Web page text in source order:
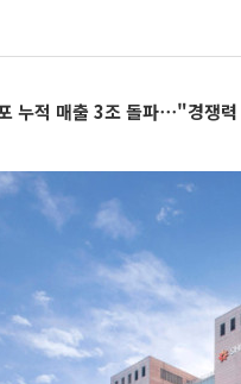
누적 매출 3조 돌파⋯"경쟁